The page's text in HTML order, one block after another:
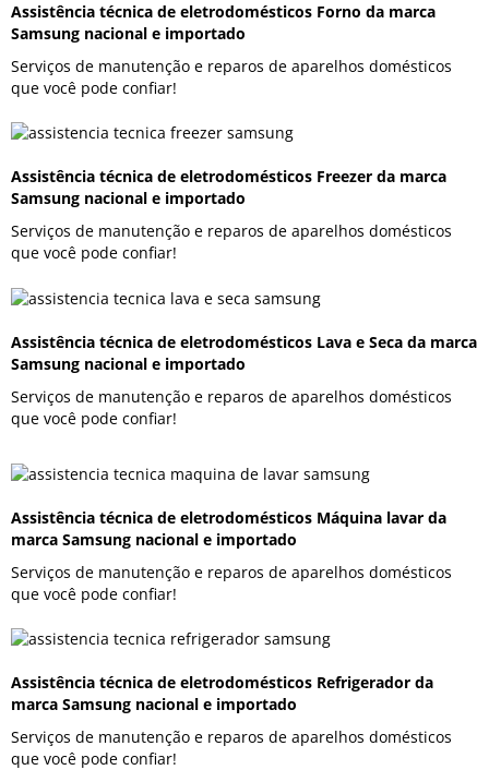
Assistência técnica de eletrodomésticos Forno da marca
Samsung nacional e importado
Serviços de manutenção e reparos de aparelhos domésticos
que você pode confiar!
Assistência técnica de eletrodomésticos Freezer da marca
Samsung nacional e importado
Serviços de manutenção e reparos de aparelhos domésticos
que você pode confiar!
Assistência técnica de eletrodomésticos Lava e Seca da marca
Samsung nacional e importado
Serviços de manutenção e reparos de aparelhos domésticos
que você pode confiar!
Assistência técnica de eletrodomésticos Máquina lavar da
marca Samsung nacional e importado
Serviços de manutenção e reparos de aparelhos domésticos
que você pode confiar!
Assistência técnica de eletrodomésticos Refrigerador da
marca Samsung nacional e importado
Serviços de manutenção e reparos de aparelhos domésticos
que você pode confiar!